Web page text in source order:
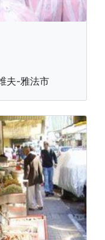
夫-雅法市